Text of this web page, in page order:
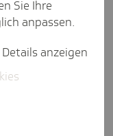
den Kampf an.
eine
durch. Ein
Sie Ihre
anpassen.
Details anzeigen